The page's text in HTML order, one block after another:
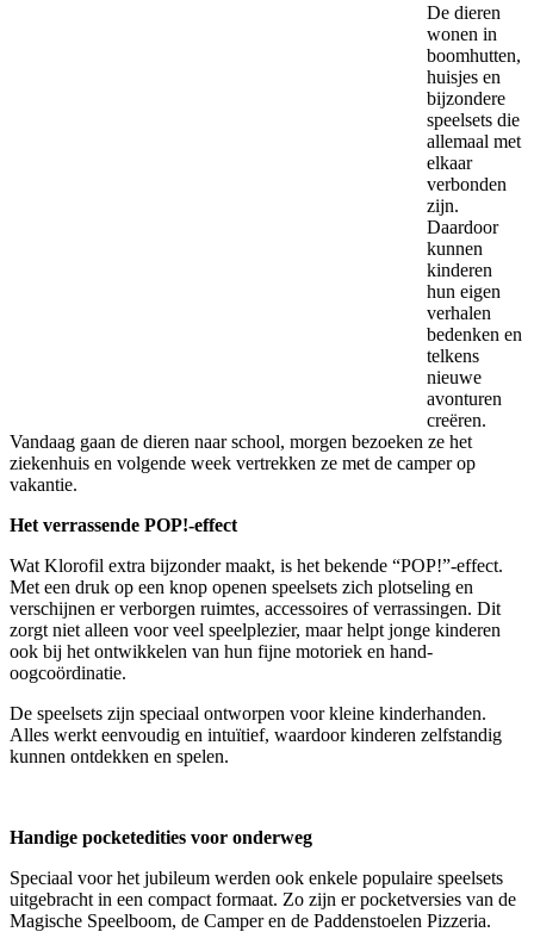
De dieren
wonen in
boomhutten,
huisjes en
bijzondere
speelsets die
allemaal met
elkaar
verbonden
zijn.
Daardoor
kunnen
kinderen
hun eigen
verhalen
bedenken en
telkens
nieuwe
avonturen
creëren.
Vandaag gaan de dieren naar school, morgen bezoeken ze het
ziekenhuis en volgende week vertrekken ze met de camper op
vakantie.
Het verrassende POP!-effect
Wat Klorofil extra bijzonder maakt, is het bekende “POP!”-effect.
Met een druk op een knop openen speelsets zich plotseling en
verschijnen er verborgen ruimtes, accessoires of verrassingen. Dit
zorgt niet alleen voor veel speelplezier, maar helpt jonge kinderen
ook bij het ontwikkelen van hun fijne motoriek en hand-
oogcoördinatie.
De speelsets zijn speciaal ontworpen voor kleine kinderhanden.
Alles werkt eenvoudig en intuïtief, waardoor kinderen zelfstandig
kunnen ontdekken en spelen.
Handige pocketedities voor onderweg
Speciaal voor het jubileum werden ook enkele populaire speelsets
uitgebracht in een compact formaat. Zo zijn er pocketversies van de
Magische Speelboom, de Camper en de Paddenstoelen Pizzeria.